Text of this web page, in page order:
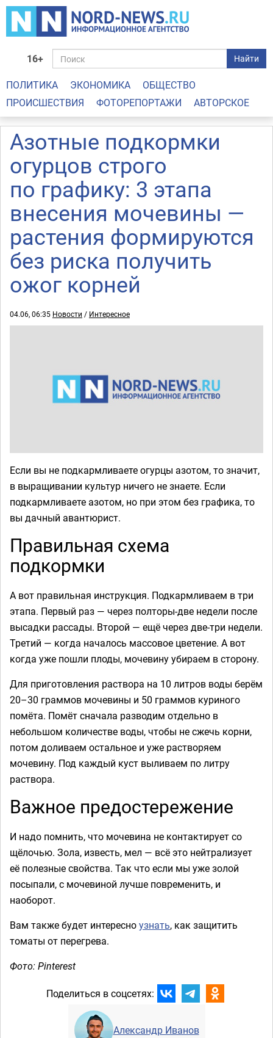
16+ Найти
ПОЛИТИКА ЭКОНОМИКА
ОБЩЕСТВО
ПРОИСШЕСТВИЯ
ФОТОРЕПОРТАЖИ АВТОРСКОЕ
Азотные подкормки
огурцов строго
по графику: 3 этапа
внесения мочевины —
растения формируются
без риска получить
ожог корней
04.06, 06:35 Новости / Интересное
Если вы не подкармливаете огурцы азотом, то значит,
в выращивании культур ничего не знаете. Если
подкармливаете азотом, но при этом без графика, то
вы дачный авантюрист.
Правильная схема
подкормки
А вот правильная инструкция. Подкармливаем в три
этапа. Первый раз — через полторы-две недели после
высадки рассады. Второй — ещё через две-три недели.
Третий — когда началось массовое цветение. А вот
когда уже пошли плоды, мочевину убираем в сторону.
Для приготовления раствора на 10 литров воды берём
20–30 граммов мочевины и 50 граммов куриного
помёта. Помёт сначала разводим отдельно в
небольшом количестве воды, чтобы не сжечь корни,
потом доливаем остальное и уже растворяем
мочевину. Под каждый куст выливаем по литру
раствора.
Важное предостережение
И надо помнить, что мочевина не контактирует со
щёлочью. Зола, известь, мел — всё это нейтрализует
её полезные свойства. Так что если мы уже золой
посыпали, с мочевиной лучше повременить, и
наоборот.
Вам также будет интересноузнать, как защитить
томаты от перегрева.
Фото: Pinterest
Поделиться в соцсетях:
Александр Иванов